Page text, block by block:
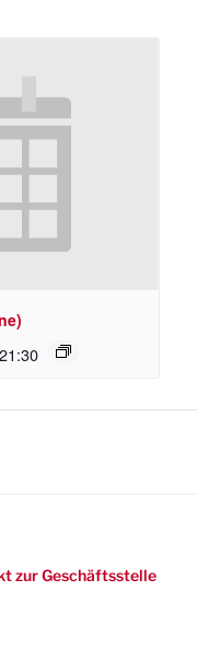
21:30
zur Geschäftsstelle